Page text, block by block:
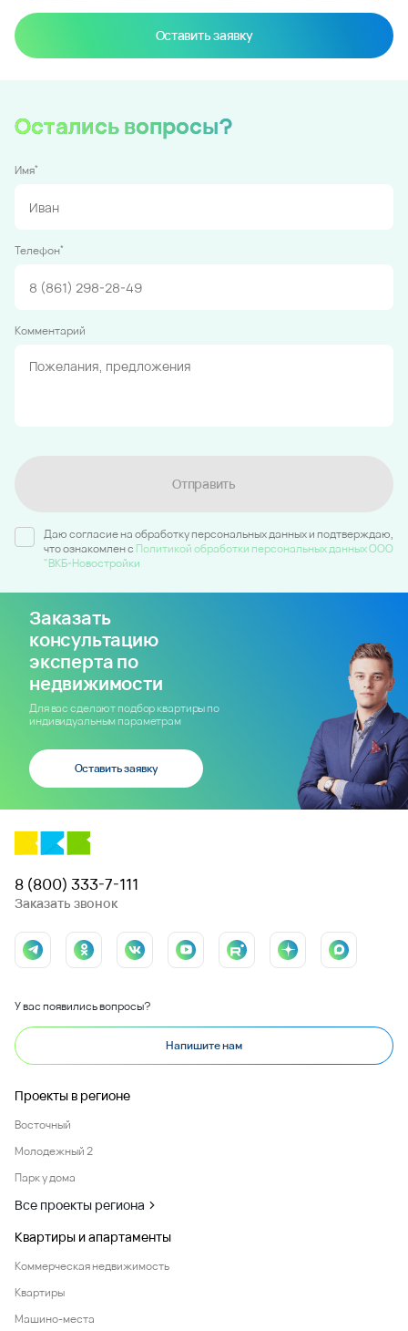
Оставить заявку
Остались вопросы?
Имя*
Телефон*
Комментарий
Отправить
Даю согласие на обработку персональных данных и подтверждаю,
что ознакомлен c Политикой обработки персональных данных ООО
"ВКБ-Новостройки
Заказать
консультацию
эксперта по
недвижимости
Для вас сделают подбор квартиры по
индивидуальным параметрам
Оставить заявку
8 (800) 333-7-111
Заказать звонок
У вас появились вопросы?
Напишите нам
Проекты в регионе
Восточный
Молодежный 2
Парк у дома
Все проекты региона
Квартиры и апартаменты
Коммерческая недвижимость
Квартиры
Машино-места